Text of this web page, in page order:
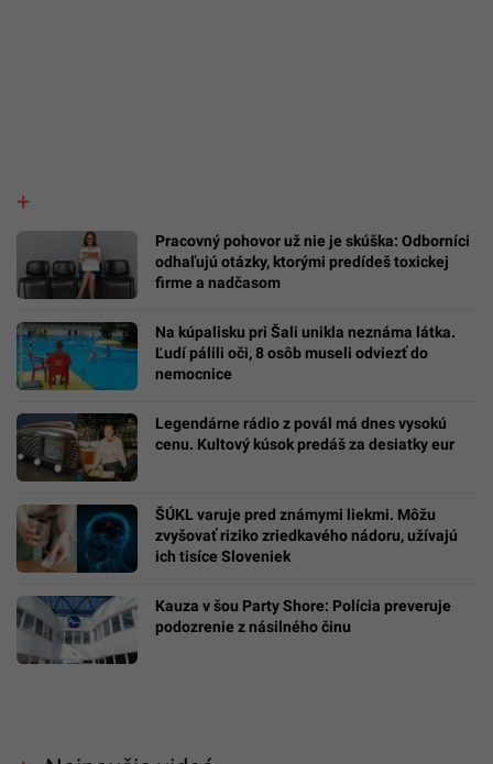
Pracovný pohovor už nie je skúška: Odborníci
odhaľujú otázky, ktorými predídeš toxickej
firme a nadčasom
Na kúpalisku pri Šali unikla neznáma látka.
Ľudí pálili oči, 8 osôb museli odviezť do
nemocnice
Legendárne rádio z povál má dnes vysokú
cenu. Kultový kúsok predáš za desiatky eur
ŠÚKL varuje pred známymi liekmi. Môžu
zvyšovať riziko zriedkavého nádoru, užívajú
ich tisíce Sloveniek
Kauza v šou Party Shore: Polícia preveruje
podozrenie z násilného činu